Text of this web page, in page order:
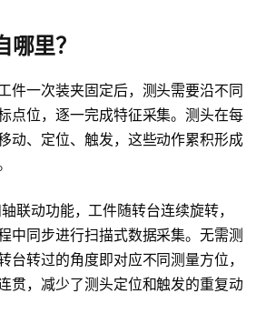
里？
件一次装夹固定后，测头需要沿不同
点位，逐一完成特征采集。测头在每
动、定位、触发，这些动作累积形成
联动功能，工件随转台连续旋转，
中同步进行扫描式数据采集。无需测
台转过的角度即对应不同测量方位，
贯，减少了测头定位和触发的重复动